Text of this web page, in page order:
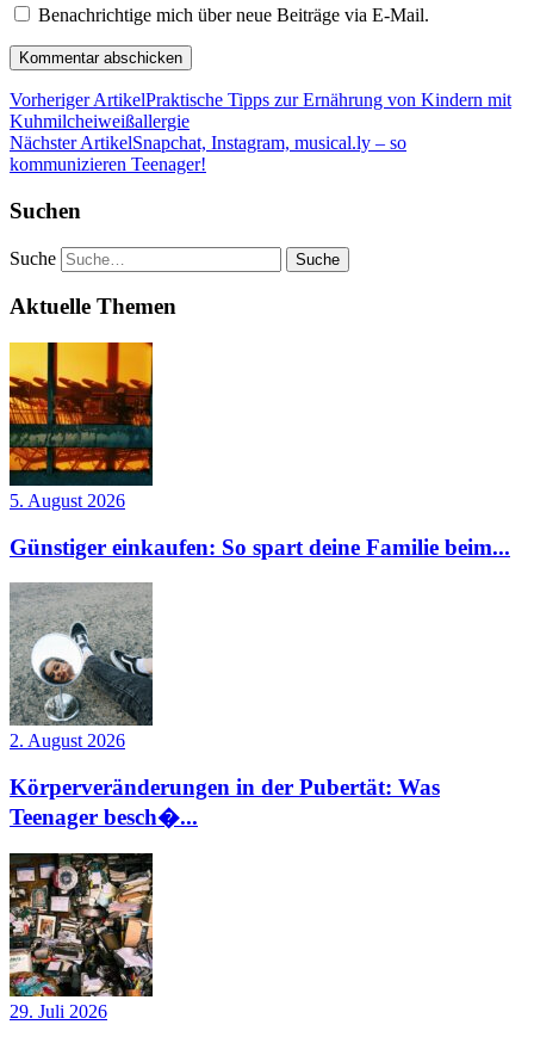
Benachrichtige mich über neue Beiträge via E-Mail.
Vorheriger ArtikelPraktische Tipps zur Ernährung von Kindern mit
Kuhmilcheiweißallergie
Nächster ArtikelSnapchat, Instagram, musical.ly – so
kommunizieren Teenager!
Suchen
Suche
Aktuelle Themen
5. August 2026
Günstiger einkaufen: So spart deine Familie beim...
2. August 2026
Körperveränderungen in der Pubertät: Was
Teenager besch�...
29. Juli 2026